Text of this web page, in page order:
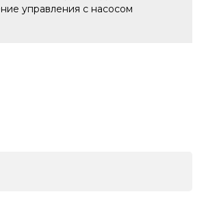
управления с насосом